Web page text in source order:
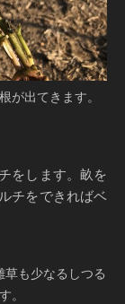
が出てきます。
をします。畝を
チをできればベ
も少なるしつる
。